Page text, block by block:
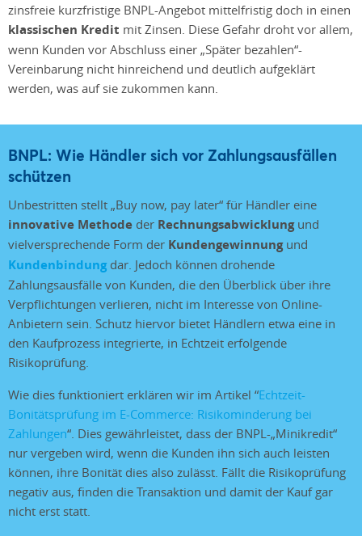
zinsfreie kurzfristige BNPL-Angebot mittelfristig doch in einen
klassischen Kredit mit Zinsen. Diese Gefahr droht vor allem,
wenn Kunden vor Abschluss einer „Später bezahlen“-
Vereinbarung nicht hinreichend und deutlich aufgeklärt
werden, was auf sie zukommen kann.
BNPL: Wie Händler sich vor Zahlungsausfällen
schützen
Unbestritten stellt „Buy now, pay later“ für Händler eine
innovative Methode der Rechnungsabwicklungund
vielversprechende Form der Kundengewinnungund
Kundenbindungdar. Jedoch können drohende
Zahlungsausfälle von Kunden, die den Überblick über ihre
Verpflichtungen verlieren, nicht im Interesse von Online-
Anbietern sein. Schutz hiervor bietet Händlern etwa eine in
den Kaufprozess integrierte, in Echtzeit erfolgende
Risikoprüfung.
Wie dies funktioniert erklären wir im Artikel “Echtzeit-
Bonitätsprüfung im E-Commerce: Risikominderung bei
Zahlungen“. Dies gewährleistet, dass der BNPL-„Minikredit“
nur vergeben wird, wenn die Kunden ihn sich auch leisten
können, ihre Bonität dies also zulässt. Fällt die Risikoprüfung
negativ aus, finden die Transaktion und damit der Kauf gar
nicht erst statt.